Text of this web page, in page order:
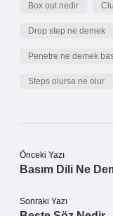
Box out nedir
Drop step ne demek
Penetre ne demek
Steps olursa ne olur
Önceki Yazı
Basım Dili Ne
Sonraki Yazı